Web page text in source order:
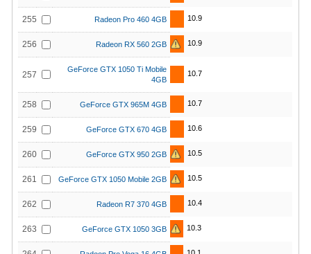
255 Radeon Pro 460 4GB 10.9
256 Radeon RX 560 2GB 10.9
257
GeForce GTX 1050 Ti Mobile
4GB
10.7
258 GeForce GTX 965M 4GB 10.7
259 GeForce GTX 670 4GB 10.6
260 GeForce GTX 950 2GB 10.5
261 GeForce GTX 1050 Mobile 2GB 10.5
262 Radeon R7 370 4GB 10.4
263 GeForce GTX 1050 3GB 10.3